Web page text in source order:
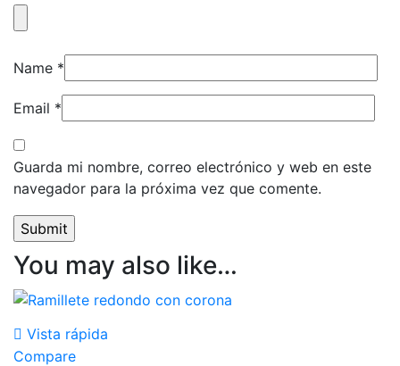
Name *
Email *
Guarda mi nombre, correo electrónico y web en este
navegador para la próxima vez que comente.
You may also like…
Vista rápida
Compare